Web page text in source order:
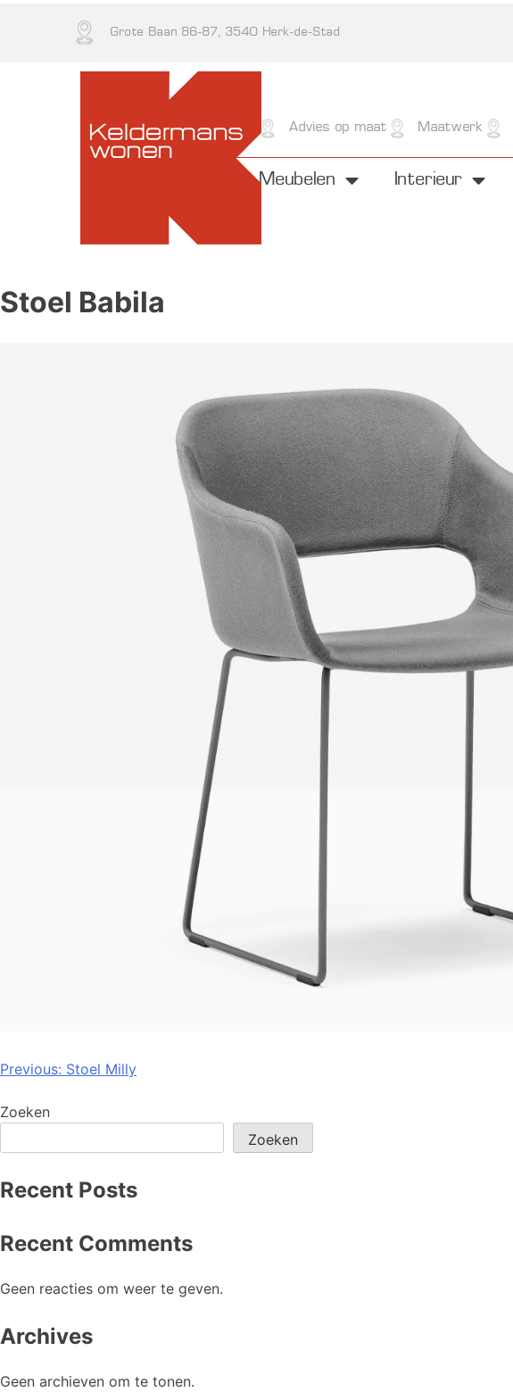
Grote Baan 86-87, 3540 Herk-de-Stad
Kwaliteit Advies op maat Maatwerk
Meubelen Interieur
Stoel Babila
Previous: Stoel Milly
Zoeken
Zoeken
Recent Posts
Recent Comments
Geen reacties om weer te geven.
Archives
Geen archieven om te tonen.